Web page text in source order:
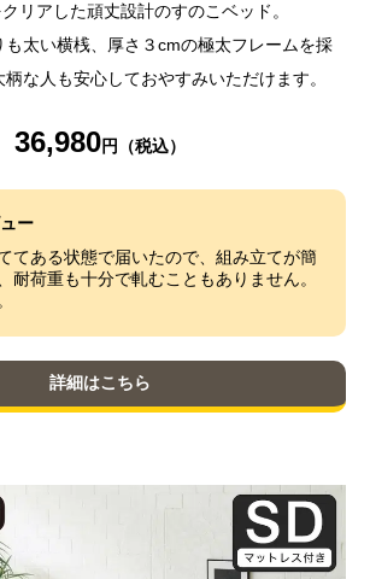
リアした頑丈設計のすのこベッド。
太い横桟、厚さ３cmの極太フレームを採
な人も安心しておやすみいただけます。
36,980
ー
てある状態で届いたので、組み立てが簡
耐荷重も十分で軋むこともありません。
詳細はこちら